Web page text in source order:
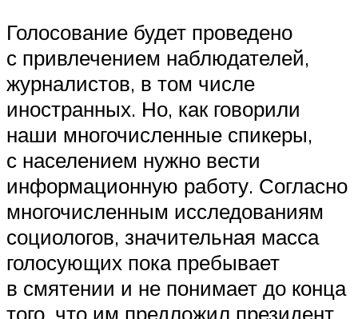
Голосование будет проведено
с привлечением наблюдателей,
журналистов, в том числе
иностранных. Но, как говорили
наши многочисленные спикеры,
с населением нужно вести
информационную работу. Согласно
многочисленным исследованиям
социологов, значительная масса
голосующих пока пребывает
в смятении и не понимает до конца
того, что им предложил президент,